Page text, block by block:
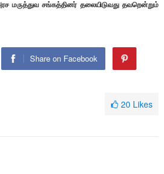
மருத்துவ சங்கத்தினர் தலையிடுவது தவறென்றும்
Share on Facebook
20 Likes